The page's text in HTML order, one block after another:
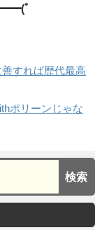
ﾟ
すれば歴代最高
ポリーンじゃな